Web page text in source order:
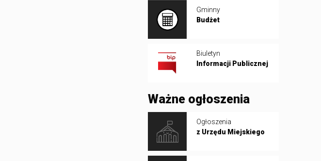
Gminny
Budżet
Biuletyn
Informacji Publicznej
Ważne ogłoszenia
Ogłoszenia
z Urzędu Miejskiego